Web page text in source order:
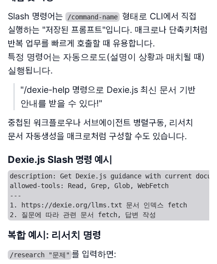
Slash 명령어는 /command-name 형태로 CLI에서 직접
실행하는 "저장된 프롬프트"입니다. 매크로나 단축키처럼
반복 업무를 빠르게 호출할 때 유용합니다.
특정 명령어는 자동으로도(설명이 상황과 매치될 때)
실행됩니다.
"/dexie-help 명령으로 Dexie.js 최신 문서 기반
안내를 받을 수 있다!"
중첩된 워크플로우나 서브에이전트 병렬구동, 리서치
문서 자동생성을 매크로처럼 구성할 수도 있습니다.
Dexie.js Slash 명령 예시
description: Get Dexie.js guidance with current
allowed-tools: Read, Grep, Glob, WebFetch
---
1. https://dexie.org/llms.txt 문서 인덱스 fetch
복합 예시: 리서치 명령
/research "문제" 를 입력하면: